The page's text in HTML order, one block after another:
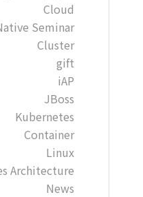
Cloud
Seminar
Cluster
gift
iAP
JBoss
Kubernetes
Container
Linux
Architecture
News